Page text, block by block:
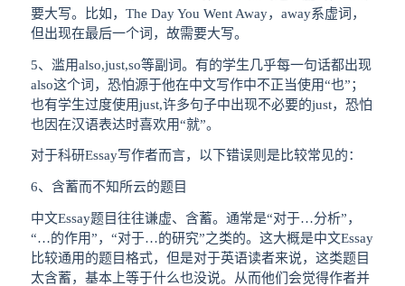
要大写。比如，The Day You Went Away，away系虚词，
但出现在最后一个词，故需要大写。
5、滥用also,just,so等副词。有的学生几乎每一句话都出现
also这个词，恐怕源于他在中文写作中不正当使用“也”；
也有学生过度使用just,许多句子中出现不必要的just，恐怕
也因在汉语表达时喜欢用“就”。
对于科研Essay写作者而言，以下错误则是比较常见的：
6、含蓄而不知所云的题目
中文Essay题目往往谦虚、含蓄。通常是“对于…分析”，
“…的作用”，“对于…的研究”之类的。这大概是中文Essay
比较通用的题目格式，但是对于英语读者来说，这类题目
太含蓄，基本上等于什么也没说。从而他们会觉得作者并